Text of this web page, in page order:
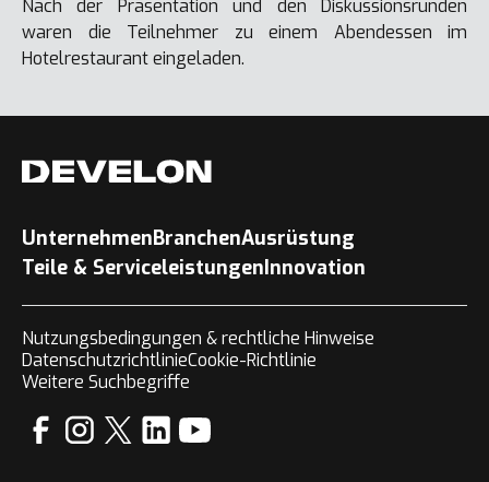
Nach der Präsentation und den Diskussionsrunden
waren die Teilnehmer zu einem Abendessen im
Hotelrestaurant eingeladen.
UnternehmenBranchenAusrüstung
Teile & ServiceleistungenInnovation
Nutzungsbedingungen & rechtliche Hinweise
DatenschutzrichtlinieCookie-Richtlinie
Weitere Suchbegriffe